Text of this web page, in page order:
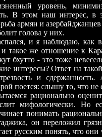
уровень,
В этом наш интерес,
армян и
голова у них.
и я наблюдаю, как в
такое же отношение к
бхутто - это тоже
интересы? Ответ на
и
поется: слышу то, что
рационально оценить
мифологически. Но
понимать
он переложил
русским понять, что